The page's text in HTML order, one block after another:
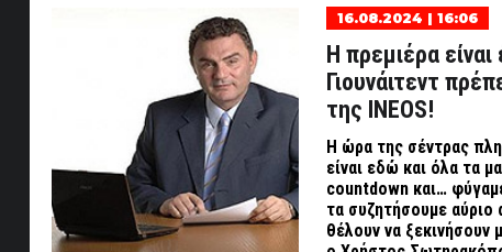
16.08.2024 | 16:06
Η πρεμιέρα
Γιουνάιτεντ
της INEOS!
Η ώρα της σέντρας
είναι εδώ και όλα τα
countdown και…
τα συζητήσουμε αύριο
θέλουν να ξεκινήσουν